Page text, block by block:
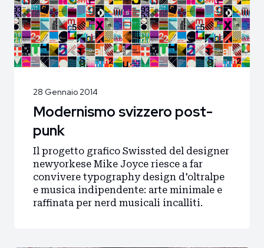
28 Gennaio 2014
Modernismo svizzero post-
punk
Il progetto grafico Swissted del designer
newyorkese Mike Joyce riesce a far
convivere typography design d'oltralpe
e musica indipendente: arte minimale e
raffinata per nerd musicali incalliti.